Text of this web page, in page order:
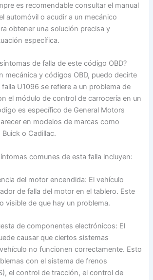
es recomendable consultar el manual
automóvil o acudir a un mecánico
obtener una solución precisa y
específica.
de falla de este código OBD?
mecánica y códigos OBD, puedo decirte
U1096 se refiere a un problema de
el módulo de control de carrocería en un
es específico de General Motors
en modelos de marcas como
o Cadillac.
comunes de esta falla incluyen:
del motor encendida: El vehículo
de falla del motor en el tablero. Este
visible de que hay un problema.
de componentes electrónicos: El
causar que ciertos sistemas
no funcionen correctamente. Esto
con el sistema de frenos
el control de tracción, el control de